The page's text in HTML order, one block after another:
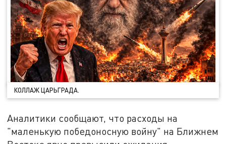
КОЛЛАЖ ЦАРЬГРАДА.
Аналитики сообщают, что расходы на
"маленькую победоносную войну" на Ближнем